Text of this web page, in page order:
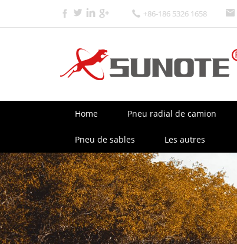
+86-186 5326 1658
Home Pneu radial de camion
Pneu de sables Les autres